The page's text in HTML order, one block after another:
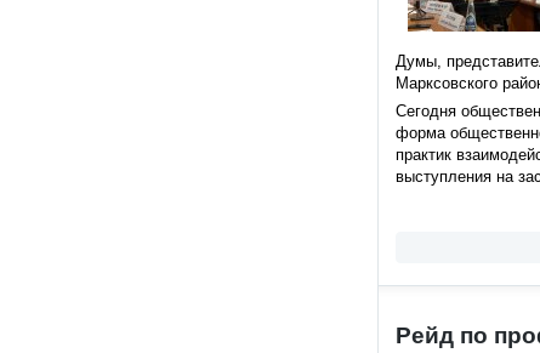
Думы,
Марксовского
Сегодня
форма
практик
выступления на
Рейд по